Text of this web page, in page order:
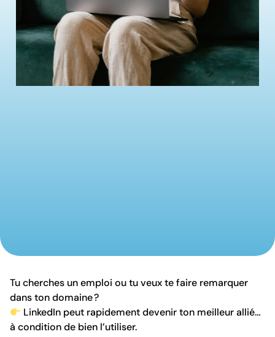
Tu cherches un emploi ou tu veux te faire remarquer
dans ton domaine ?
LinkedIn peut rapidement devenir ton meilleur allié…
à condition de bien l’utiliser.